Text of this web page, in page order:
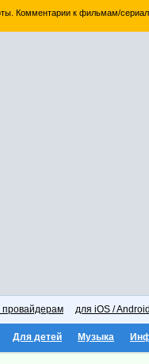
Комментарии к фильмам/
провайдерам для iOS /
Для детей Музыка